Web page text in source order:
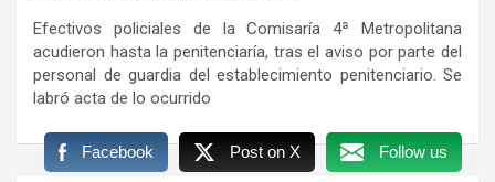
Efectivos policiales de la Comisaría 4ª Metropolitana
acudieron hasta la penitenciaría, tras el aviso por parte del
personal de guardia del establecimiento penitenciario. Se
labró acta de lo ocurrido
Facebook Post on X Follow us